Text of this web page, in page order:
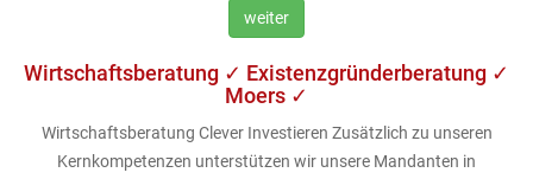
weiter
Wirtschaftsberatung ✓ Existenzgründerberatung ✓
Moers ✓
Wirtschaftsberatung Clever Investieren Zusätzlich zu unseren
Kernkompetenzen unterstützen wir unsere Mandanten in